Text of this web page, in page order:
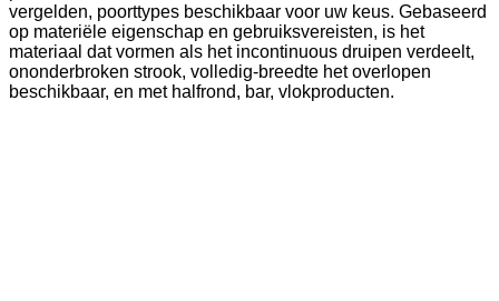
vergelden, poorttypes beschikbaar voor uw keus. Gebaseerd
op materiële eigenschap en gebruiksvereisten, is het
materiaal dat vormen als het incontinuous druipen verdeelt,
ononderbroken strook, volledig-breedte het overlopen
beschikbaar, en met halfrond, bar, vlokproducten.